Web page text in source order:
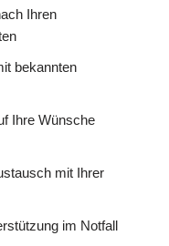
Ihren
bekannten
Ihre Wünsche
mit Ihrer
im Notfall